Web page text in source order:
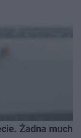
Żadna